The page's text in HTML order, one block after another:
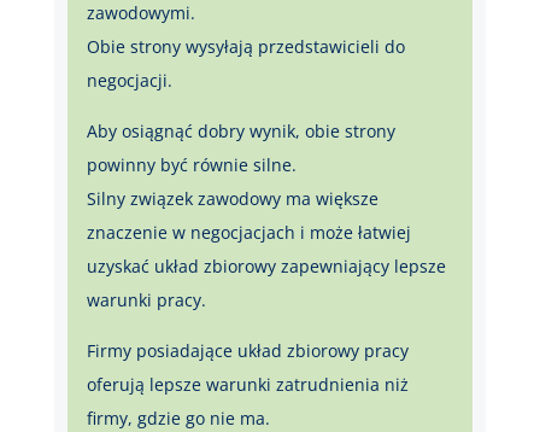
zawodowymi.
Obie strony wysyłają przedstawicieli do
negocjacji.
Aby osiągnąć dobry wynik, obie strony
powinny być równie silne.
Silny związek zawodowy ma większe
znaczenie w negocjacjach i może łatwiej
uzyskać układ zbiorowy zapewniający lepsze
warunki pracy.
Firmy posiadające układ zbiorowy pracy
oferują lepsze warunki zatrudnienia niż
firmy, gdzie go nie ma.